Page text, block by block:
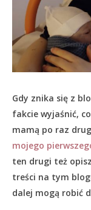
Gdy znika się z
fakcie wyjaśnić,
mamą po raz
mojego
ten drugi też
treści na tym
dalej mogą robić